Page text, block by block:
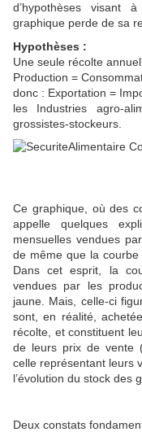
d’hypothèses visant
graphique perde de sa
Hypothèses :
Une seule récolte
Production =
donc : Exportation =
les Industries agro-
grossistes-stockeurs.
Ce graphique, où des
appelle quelques
mensuelles vendues
de même que la courbe
Dans cet esprit, la
vendues par les
jaune. Mais, celle-ci
sont, en réalité,
récolte, et constituent
de leurs prix de vente
celle représentant leurs
l’évolution du stock des
Deux constats